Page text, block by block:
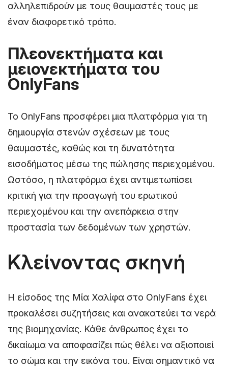
αλληλεπιδρούν με τους θαυμαστές τους με
έναν διαφορετικό τρόπο.
Πλεονεκτήματα και
μειονεκτήματα του
OnlyFans
Το OnlyFans προσφέρει μια πλατφόρμα για τη
δημιουργία στενών σχέσεων με τους
θαυμαστές, καθώς και τη δυνατότητα
εισοδήματος μέσω της πώλησης περιεχομένου.
Ωστόσο, η πλατφόρμα έχει αντιμετωπίσει
κριτική για την προαγωγή του ερωτικού
περιεχομένου και την ανεπάρκεια στην
προστασία των δεδομένων των χρηστών.
Κλείνοντας σκηνή
Η είσοδος της Μία Χαλίφα στο OnlyFans έχει
προκαλέσει συζητήσεις και ανακατεύει τα νερά
της βιομηχανίας. Κάθε άνθρωπος έχει το
δικαίωμα να αποφασίζει πώς θέλει να αξιοποιεί
το σώμα και την εικόνα του. Είναι σημαντικό να